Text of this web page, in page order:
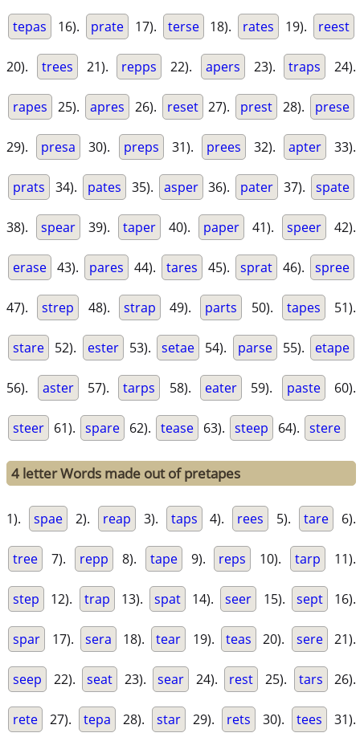
tepas 16). prate 17). terse 18). rates 19). reest
20). trees 21). repps 22). apers 23). traps 24).
rapes 25). apres 26). reset 27). prest 28). prese
29). presa 30). preps 31). prees 32). apter 33).
prats 34). pates 35). asper 36). pater 37). spate
38). spear 39). taper 40). paper 41). speer 42).
erase 43). pares 44). tares 45). sprat 46). spree
47). strep 48). strap 49). parts 50). tapes 51).
stare 52). ester 53). setae 54). parse 55). etape
56). aster 57). tarps 58). eater 59). paste 60).
steer 61). spare 62). tease 63). steep 64). stere
4 letter Words made out of pretapes
1). spae 2). reap 3). taps 4). rees 5). tare 6).
tree 7). repp 8). tape 9). reps 10). tarp 11).
step 12). trap 13). spat 14). seer 15). sept 16).
spar 17). sera 18). tear 19). teas 20). sere 21).
seep 22). seat 23). sear 24). rest 25). tars 26).
rete 27). tepa 28). star 29). rets 30). tees 31).